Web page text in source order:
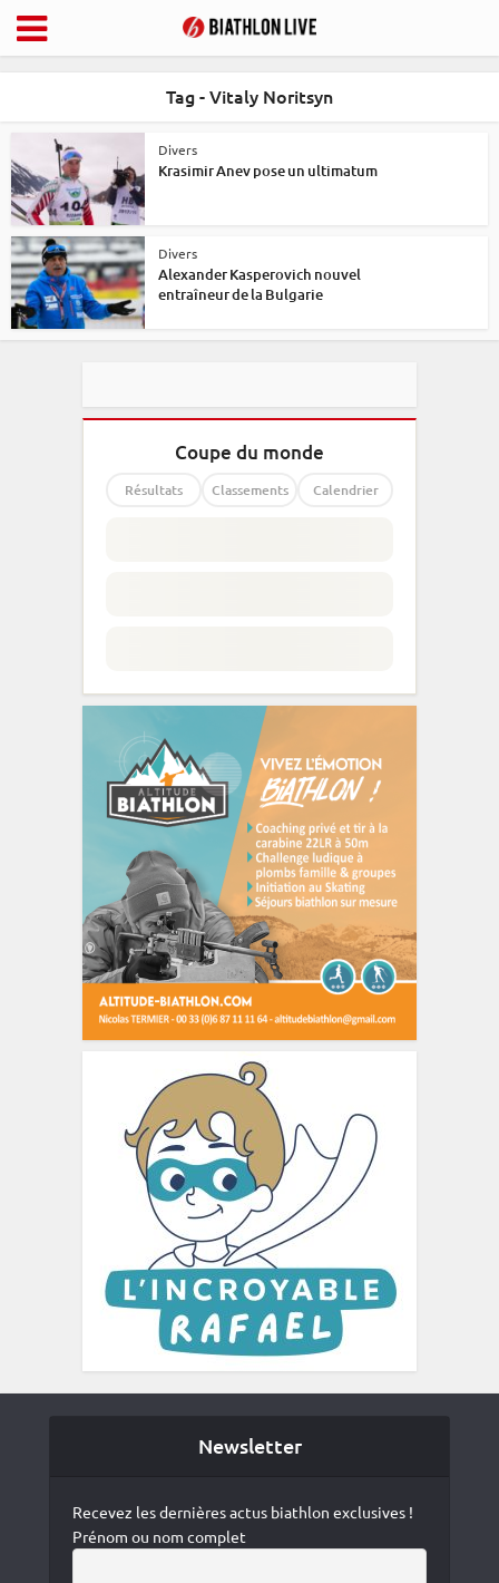
Tag - Vitaly Noritsyn
Divers
Krasimir Anev pose un ultimatum
Divers
Alexander Kasperovich nouvel
entraîneur de la Bulgarie
Coupe du monde
Résultats Classements Calendrier
Newsletter
Recevez les dernières actus biathlon exclusives !
Prénom ou nom complet